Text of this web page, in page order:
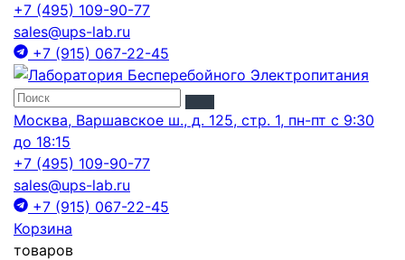
+7 (495) 109-90-77
sales@ups-lab.ru
+7 (915) 067-22-45
Москва, Варшавское ш., д. 125, стр. 1, пн-пт с 9:30
до 18:15
+7 (495) 109-90-77
sales@ups-lab.ru
+7 (915) 067-22-45
Корзина
товаров